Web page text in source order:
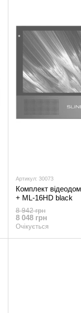
Артикул: 30073
Комплект
+ ML-16HD black
8 942 грн
8 048 грн
Очікується